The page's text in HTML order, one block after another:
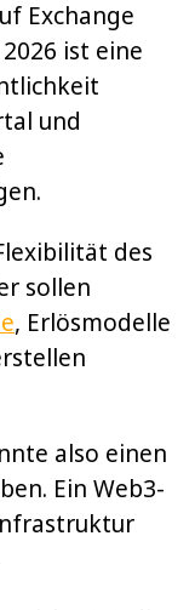
Exchange
ist eine
und
des
sollen
, Erlösmodelle
also einen
Ein Web3-